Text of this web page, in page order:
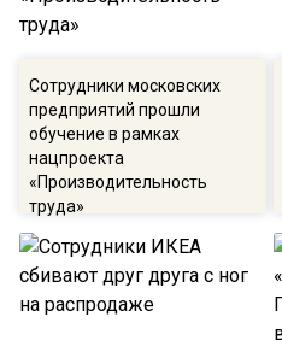
Сотрудники московских
предприятий прошли
обучение в рамках
нацпроекта
«Производительность
труда»